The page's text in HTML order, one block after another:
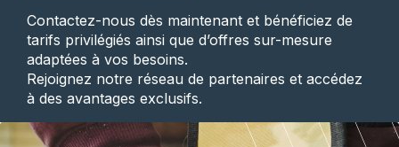
Contactez-nous dès maintenant et bénéficiez de
tarifs privilégiés ainsi que d’offres sur-mesure
adaptées à vos besoins.
Rejoignez notre réseau de partenaires et accédez
à des avantages exclusifs.